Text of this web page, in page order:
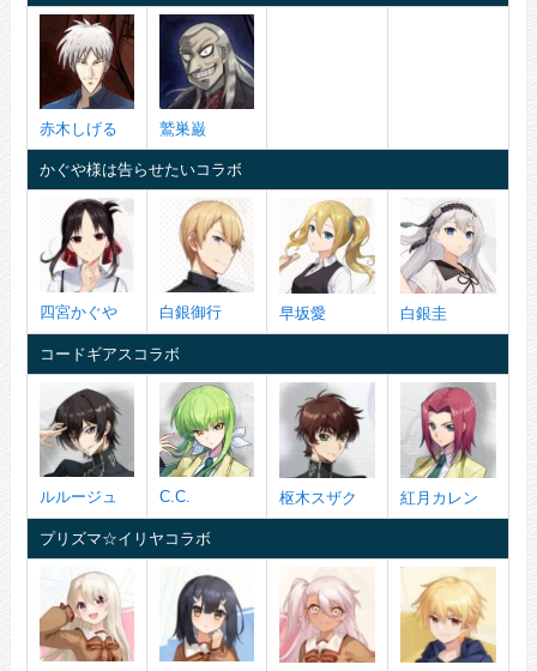
赤木しげる 鷲巣巌
かぐや様は告らせたいコラボ
四宮かぐや 白銀御行 早坂愛 白銀圭
コードギアスコラボ
ルルージュ C.C. 枢木スザク 紅月カレン
プリズマ☆イリヤコラボ